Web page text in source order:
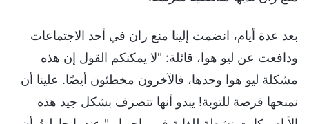
بعد عدة أيام، انضمت إلينا منغ ران في أحد الاجتماعات
ودافعت عن ليو هوا، قائلة: "لا يمكنكم القول إن هذه
مشكلة ليو هوا وحدها، فالآخرون مخطئون أيضًا. علينا أن
نمنحها فرصة للتوبة! يبدو أنها تتصرف بشكل جيد هذه